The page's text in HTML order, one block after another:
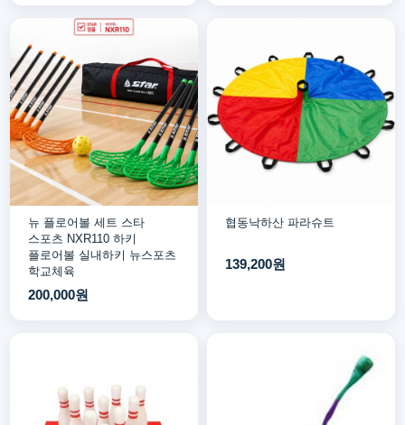
뉴 플로어볼 세트 스타
스포츠 NXR110 하키
플로어볼 실내하키 뉴스포츠
학교체육
200,000원
협동낙하산 파라슈트
139,200원